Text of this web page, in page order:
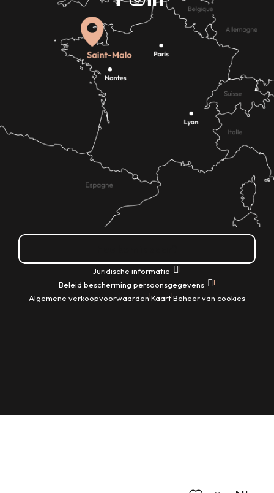
Juridische informatie |
Beleid bescherming persoonsgegevens |
Algemene verkoopvoorwaarden|Kaart|Beheer van cookies